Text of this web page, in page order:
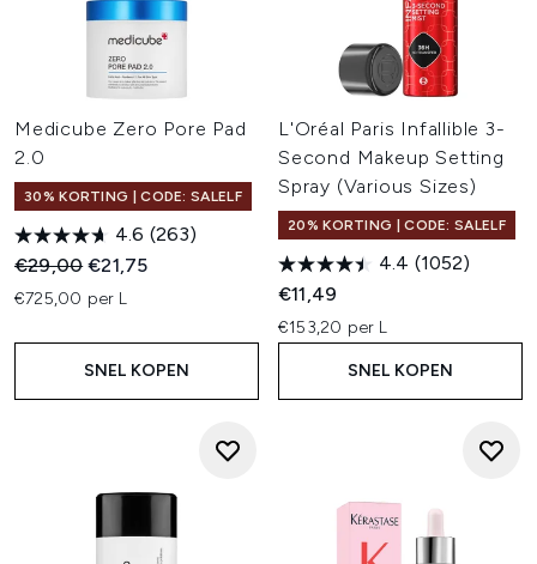
Medicube Zero Pore Pad
2.0
30% KORTING | CODE: SALELF
4.6 (263)
Recommended Retail Price:
€29,00Huidige prijs:
€21,75
€725,00 per L
SNEL KOPEN
L'Oréal Paris Infallible 3-
Second Makeup Setting
Spray (Various Sizes)
20% KORTING | CODE: SALELF
4.4 (1052)
€11,49
€153,20 per L
SNEL KOPEN